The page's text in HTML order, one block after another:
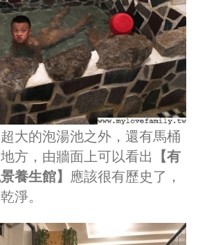
大的泡湯池之外，還有馬桶
方，由牆面上可以看出
【有
養生館】 應該很有歷史了，
淨。